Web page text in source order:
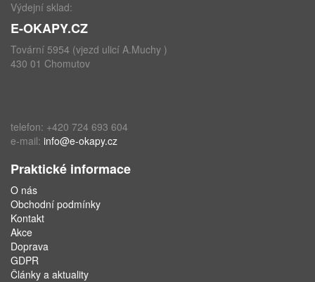
Výdejní sklad:
E-OKAPY.CZ
Tovární 5954 (vjezd ulicí A.Muchy )
430 01 Chomutov
telefon: +420 724 693 604
e-mail: info@e-okapy.cz
Praktické informace
O nás
Obchodní podmínky
Kontakt
Akce
Doprava
GDPR
Články a aktuality